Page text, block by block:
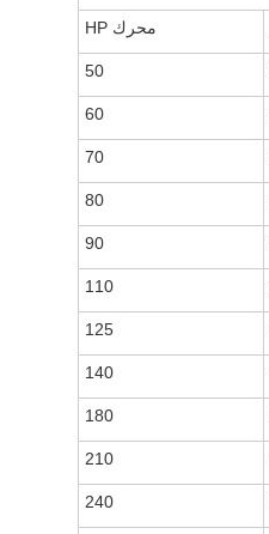
محرك HP
50
60
70
80
90
110
125
140
180
210
240